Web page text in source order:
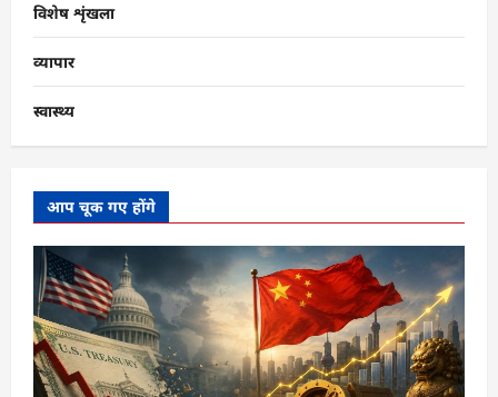
विशेष शृंखला
व्यापार
स्वास्थ्य
आप चूक गए होंगे